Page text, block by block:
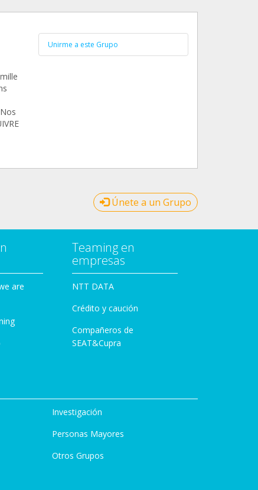
Unirme a este Grupo
Únete a un Grupo
are
Teaming en
empresas
NTT DATA
Crédito y caución
Compañeros de
SEAT&Cupra
Investigación
Personas Mayores
Otros Grupos